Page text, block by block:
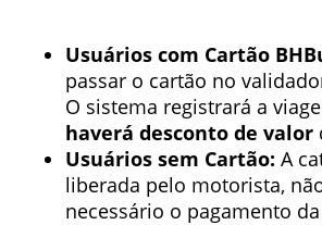
Usuários com Cartão
passar o cartão no
O sistema registrará a
haverá desconto de valor
Usuários sem Cartão: A
liberada pelo motorista,
necessário o pagamento